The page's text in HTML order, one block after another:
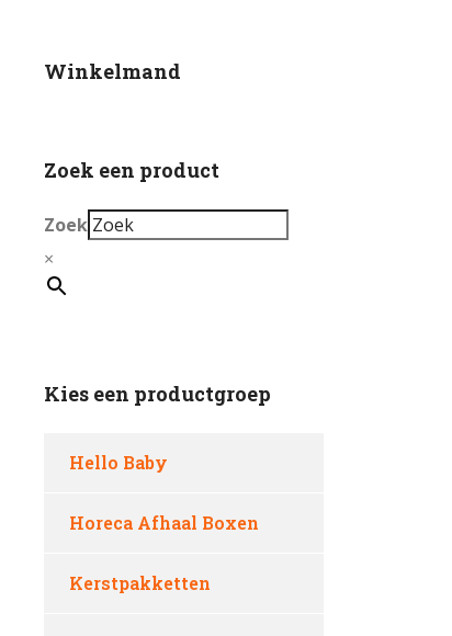
Winkelmand
Zoek een product
Zoek
×
Kies een productgroep
Hello Baby
Horeca Afhaal Boxen
Kerstpakketten